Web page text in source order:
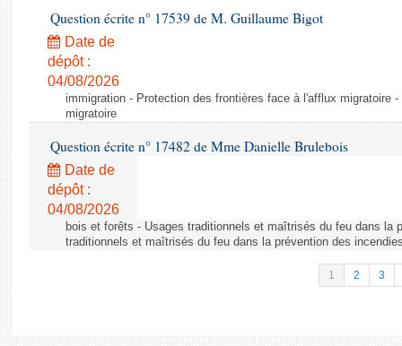
Question écrite n° 17539 de M. Guillaume Bigot
Date de
dépôt :
04/08/2026
immigration - Protection des frontières face à l'afflux migratoire
migratoire
Question écrite n° 17482 de Mme Danielle Brulebois
Date de
dépôt :
04/08/2026
bois et forêts - Usages traditionnels et maîtrisés du feu dans la
traditionnels et maîtrisés du feu dans la prévention des
1 2 3